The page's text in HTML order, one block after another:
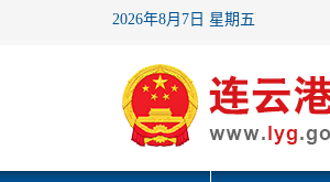
2026年8月7日 星期五